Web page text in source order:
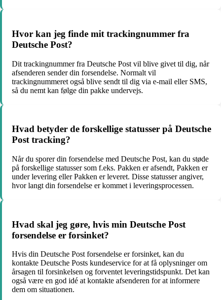
Hvor kan jeg finde mit trackingnummer fra
Deutsche Post?
Dit trackingnummer fra Deutsche Post vil blive givet til dig, når
afsenderen sender din forsendelse. Normalt vil
trackingnummeret også blive sendt til dig via e-mail eller SMS,
så du nemt kan følge din pakke undervejs.
Hvad betyder de forskellige statusser på Deutsche
Post tracking?
Når du sporer din forsendelse med Deutsche Post, kan du støde
på forskellige statusser som f.eks. Pakken er afsendt, Pakken er
under levering eller Pakken er leveret. Disse statusser angiver,
hvor langt din forsendelse er kommet i leveringsprocessen.
Hvad skal jeg gøre, hvis min Deutsche Post
forsendelse er forsinket?
Hvis din Deutsche Post forsendelse er forsinket, kan du
kontakte Deutsche Posts kundeservice for at få oplysninger om
årsagen til forsinkelsen og forventet leveringstidspunkt. Det kan
også være en god idé at kontakte afsenderen for at informere
dem om situationen.